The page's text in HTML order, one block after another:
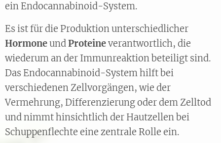
ein Endocannabinoid-System.
Es ist für die Produktion unterschiedlicher
HormoneundProteineverantwortlich, die
wiederum an der Immunreaktion beteiligt sind.
Das Endocannabinoid-System hilft bei
verschiedenen Zellvorgängen, wie der
Vermehrung, Differenzierung oder dem Zelltod
und nimmt hinsichtlich der Hautzellen bei
Schuppenflechte eine zentrale Rolle ein.